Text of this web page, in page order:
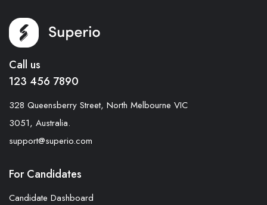
Call us
123 456 7890
328 Queensberry Street, North Melbourne VIC
3051, Australia.
support@superio.com
For Candidates
Candidate Dashboard